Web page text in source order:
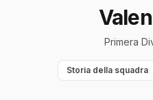
Primera
Storia della squadra